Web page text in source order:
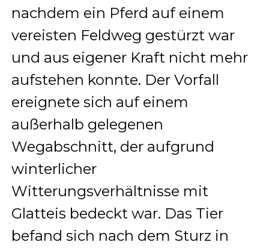
nachdem ein Pferd auf einem
vereisten Feldweg gestürzt war
und aus eigener Kraft nicht mehr
aufstehen konnte. Der Vorfall
ereignete sich auf einem
außerhalb gelegenen
Wegabschnitt, der aufgrund
winterlicher
Witterungsverhältnisse mit
Glatteis bedeckt war. Das Tier
befand sich nach dem Sturz in